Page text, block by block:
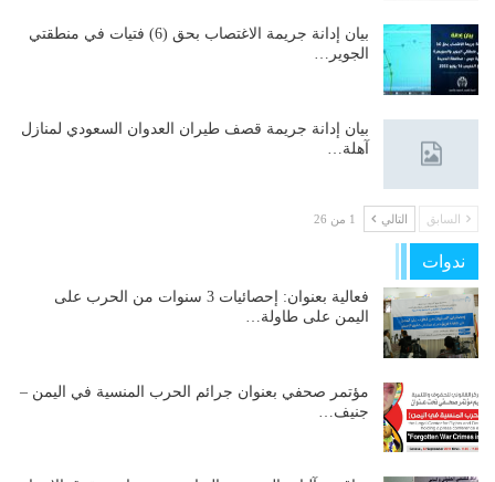
بيان إدانة جريمة الاغتصاب بحق (6) فتيات في منطقتي
الجوير…
بيان إدانة جريمة قصف طيران العدوان السعودي لمنازل
آهلة…
السابق التالي 1 من 26
ندوات
فعالية بعنوان: إحصائيات 3 سنوات من الحرب على
اليمن على طاولة…
مؤتمر صحفي بعنوان جرائم الحرب المنسية في اليمن –
جنيف…